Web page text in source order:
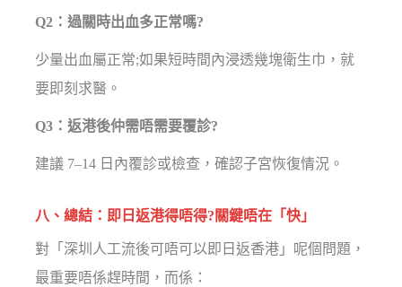
Q2：過關時出血多正常嗎?
少量出血屬正常;如果短時間內浸透幾塊衛生巾，就
要即刻求醫。
Q3：返港後仲需唔需要覆診?
建議 7–14 日內覆診或檢查，確認子宮恢復情況。
八、總結：即日返港得唔得?關鍵唔在「快」
對「深圳人工流後可唔可以即日返香港」呢個問題，
最重要唔係趕時間，而係：